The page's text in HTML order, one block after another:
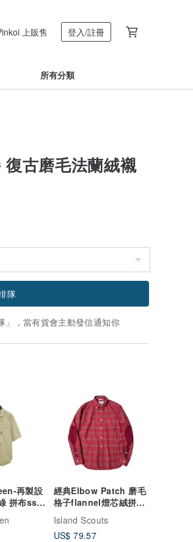
上販售 登入/註冊
所有分類
古磨毛法蘭絨襯
隊
」，當有貨會主動發信通知你
再製設
拼布ss-
經典Elbow Patch 磨毛
格子flannel燈芯絨拼貼
襯衫-紅色
Island Scouts
US$ 79.57